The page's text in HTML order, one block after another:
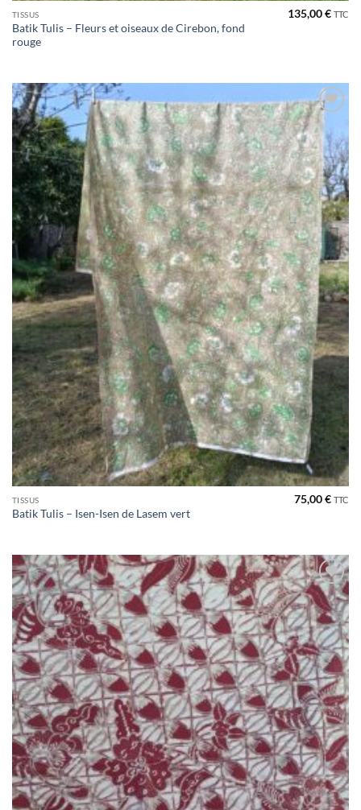
TISSUS
Batik Tulis – Fleurs et oiseaux de Cirebon, fond
rouge
135,00€ TTC
Ajouter
à la liste
de
souhaits
TISSUS
Batik Tulis – Isen-Isen de Lasem vert
75,00€ TTC
Ajouter
à la liste
de
souhaits